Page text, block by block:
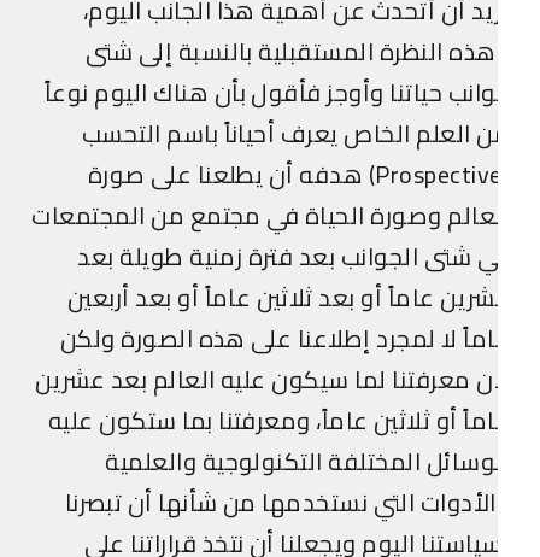
أن أتحدث عن أهمية هذا الجانب اليوم،
النظرة المستقبلية بالنسبة إلى شتى
حياتنا وأوجز فأقول بأن هناك اليوم نوعاً
العلم الخاص يعرف أحياناً باسم التحسب
(Prospective) هدفه أن يطلعنا على صورة
وصورة الحياة في مجتمع من المجتمعات
شتى الجوانب بعد فترة زمنية طويلة بعد
عاماً أو بعد ثلاثين عاماً أو بعد أربعين
لا لمجرد إطلاعنا على هذه الصورة ولكن
معرفتنا لما سيكون عليه العالم بعد عشرين
أو ثلاثين عاماً، ومعرفتنا بما ستكون عليه
المختلفة التكنولوجية والعلمية
التي نستخدمها من شأنها أن تبصرنا
اليوم ويجعلنا أن نتخذ قراراتنا على